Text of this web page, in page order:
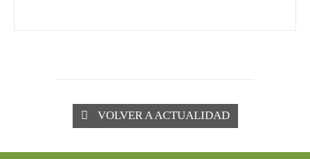
VOLVER A ACTUALIDAD